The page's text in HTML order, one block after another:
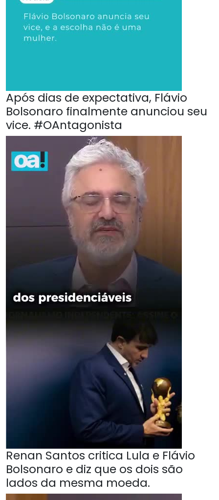
Após dias de expectativa, Flávio
Bolsonaro finalmente anunciou seu
vice. #OAntagonista
Renan Santos critica Lula e Flávio
Bolsonaro e diz que os dois são
lados da mesma moeda.